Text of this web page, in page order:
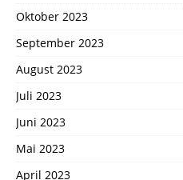
Oktober 2023
September 2023
August 2023
Juli 2023
Juni 2023
Mai 2023
April 2023